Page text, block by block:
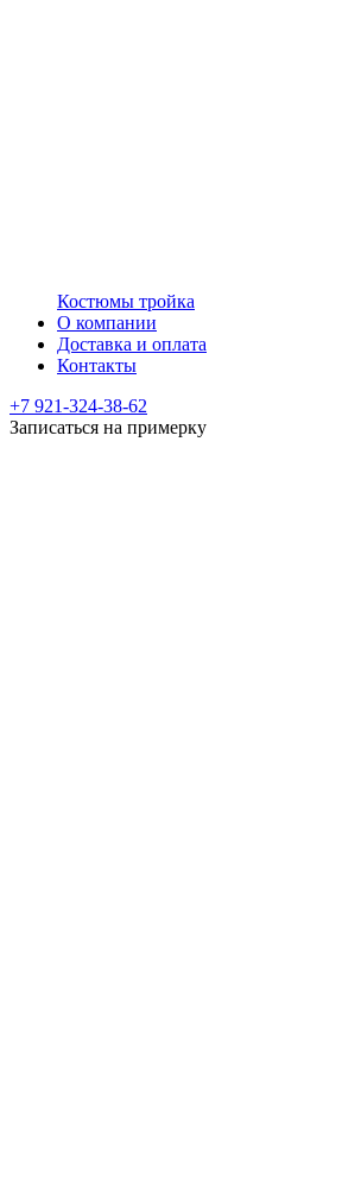
Костюмы тройка
О компании
Доставка и оплата
Контакты
+7 921-324-38-62
Записаться на примерку